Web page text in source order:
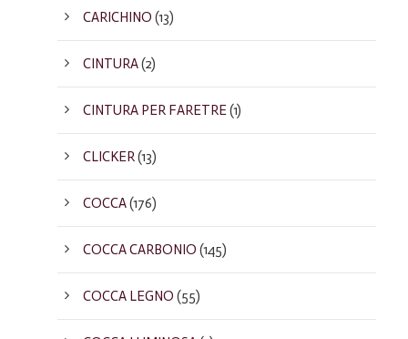
CARICHINO (13)
CINTURA(2)
CINTURA PER FARETRE(1)
CLICKER(13)
COCCA(176)
COCCA CARBONIO (145)
COCCA LEGNO (55)